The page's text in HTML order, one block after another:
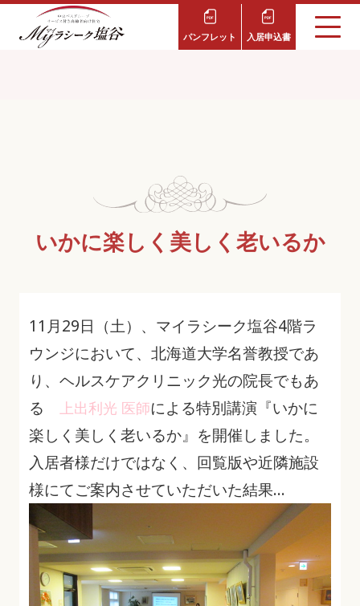
パンフレット 入居申込書
いかに楽しく美しく老いるか
11月29日（土）、マイラシーク塩谷4階ラ
ウンジにおいて、北海道大学名誉教授であ
り、ヘルスケアクリニック光の院長でもあ
る
上出利光 医師による特別講演『いかに
楽しく美しく老いるか』を開催しました。
入居者様だけではなく、回覧版や近隣施設
様にてご案内させていただいた結果…